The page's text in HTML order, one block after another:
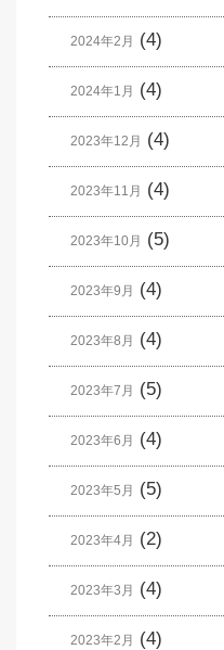
2024年2月 (4)
2024年1月 (4)
2023年12月 (4)
2023年11月 (4)
2023年10月 (5)
2023年9月 (4)
2023年8月 (4)
2023年7月 (5)
2023年6月 (4)
2023年5月 (5)
2023年4月 (2)
2023年3月 (4)
2023年2月 (4)